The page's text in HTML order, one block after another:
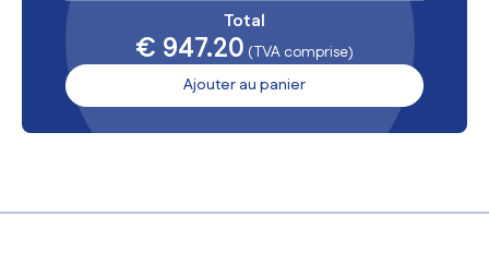
Total
€ 947.20 (TVA comprise)
Ajouter au panier